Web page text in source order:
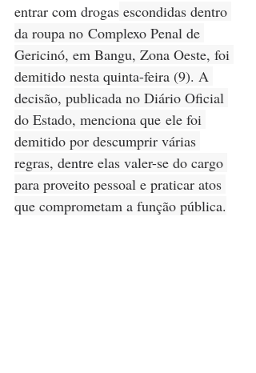
entrar com drogas escondidas dentro
da roupa no Complexo Penal de
Gericinó, em Bangu, Zona Oeste, foi
demitido nesta quinta-feira (9). A
decisão, publicada no Diário Oficial
do Estado, menciona que ele foi
demitido por descumprir várias
regras, dentre elas valer-se do cargo
para proveito pessoal e praticar atos
que comprometam a função pública.